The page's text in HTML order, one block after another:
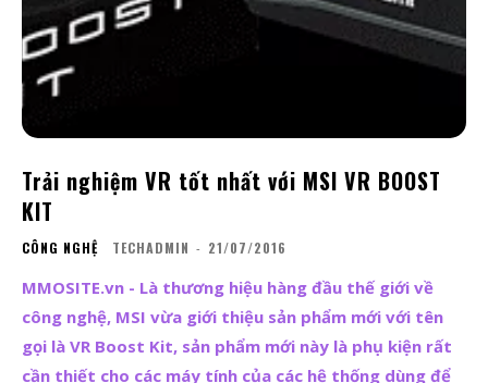
Trải nghiệm VR tốt nhất với MSI VR BOOST
KIT
CÔNG NGHỆ TECHADMIN - 21/07/2016
MMOSITE.vn - Là thương hiệu hàng đầu thế giới về
công nghệ, MSI vừa giới thiệu sản phẩm mới với tên
gọi là VR Boost Kit, sản phẩm mới này là phụ kiện rất
cần thiết cho các máy tính của các hệ thống dùng để